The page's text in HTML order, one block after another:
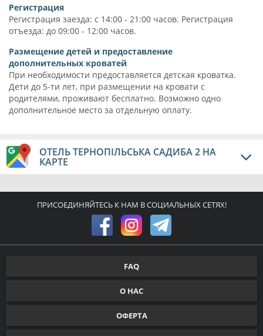
Регистрация
Регистрация заезда: с 14:00 - 21:00 часов. Регистрация
отъезда: до 09:00 - 12:00 часов.
Размещение детей и предоставление
дополнительных кроватей
При необходимости предоставляется детская кроватка.
Дети до 5-ти лет, при размещении на кровати с
родителями, проживают бесплатно. Возможно одно
дополнительное место за отдельную оплату.
ОТЕЛЬ ТЕРНОПІЛЬСЬКА САДИБА 2 НА
КАРТЕ
ПРИСОЕДИНЯЙТЕСЬ К НАМ В СОЦИАЛЬНЫХ СЕТЯХ!
FAQ
О НАС
ОФЕРТА